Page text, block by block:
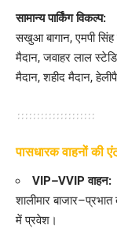
सामान्य पार्किंग विकल्प:
सखुआ बागान, एमपी
मैदान, जवाहर लाल
मैदान, शहीद मैदान,
पासधारक वाहनों की
VIP–VVIP वाहन:
शालीमार
में प्रवेश।